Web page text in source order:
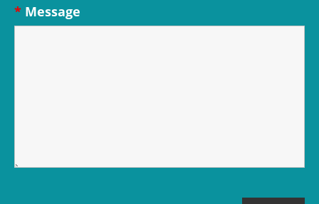
Message
*